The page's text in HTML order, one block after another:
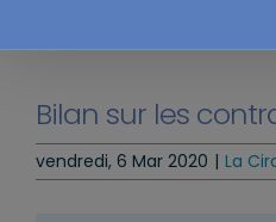
Bilan sur les
vendredi, 6 Mar 2020 | La